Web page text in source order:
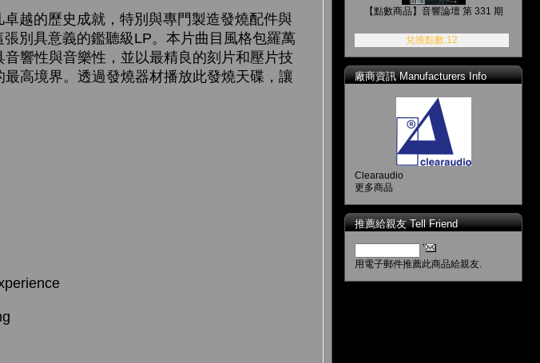
越的歷史成就，特別與專門製造發燒配件與
別具意義的鑑聽級LP。本片曲目風格包羅萬
響性與音樂性，並以最精良的刻片和壓片技
高境界。透過發燒器材播放此發燒天碟，讓
【點數商品】音響論壇 第 331 期
兌換點數:12
廠商資訊 Manufacturers Info
Clearaudio
更多商品
推薦給親友 Tell Friend
用電子郵件推薦此商品給親友.